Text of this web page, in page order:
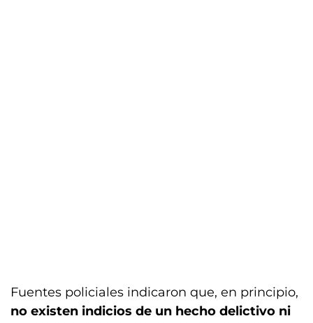
Fuentes policiales indicaron que, en principio,
no existen indicios de un hecho delictivo ni